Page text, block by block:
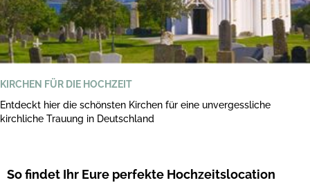
KIRCHEN FÜR DIE HOCHZEIT
Entdeckt hier die schönsten Kirchen für eine unvergessliche
kirchliche Trauung in Deutschland
So findet Ihr Eure perfekte Hochzeitslocation